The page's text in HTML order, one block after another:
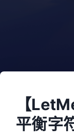
【
平衡字